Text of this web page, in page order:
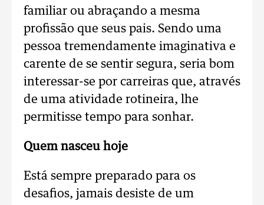
familiar ou abraçando a mesma
profissão que seus pais. Sendo uma
pessoa tremendamente imaginativa e
carente de se sentir segura, seria bom
interessar-se por carreiras que, através
de uma atividade rotineira, lhe
permitisse tempo para sonhar.
Quem nasceu hoje
Está sempre preparado para os
desafios, jamais desiste de um